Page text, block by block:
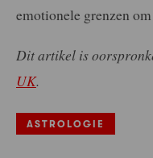
emotionele grenzen
Dit artikel is
UK.
ASTROLOGIE